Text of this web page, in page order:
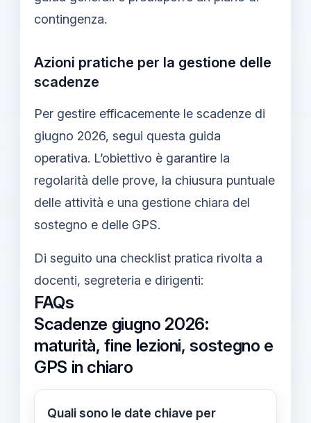
contingenza.
Azioni pratiche per la gestione delle
scadenze
Per gestire efficacemente le scadenze di
giugno 2026, segui questa guida
operativa. L’obiettivo è garantire la
regolarità delle prove, la chiusura puntuale
delle attività e una gestione chiara del
sostegno e delle GPS.
Di seguito una checklist pratica rivolta a
docenti, segreteria e dirigenti:
FAQs
Scadenze giugno 2026:
maturità, fine lezioni, sostegno e
GPS in chiaro
Quali sono le date chiave per